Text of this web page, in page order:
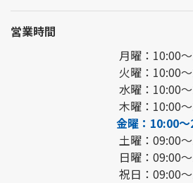
営業時間
月曜：10:00
火曜：10:00
水曜：10:00
木曜：10:00
金曜：10:00
土曜：09:00
日曜：09:00
祝日：09:00